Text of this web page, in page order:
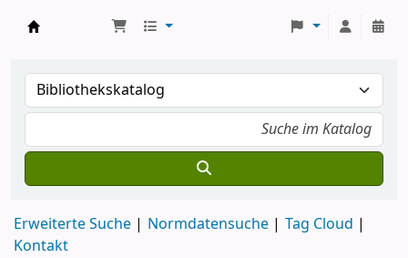
Erweiterte Suche Normdatensuche
Tag Cloud
Kontakt